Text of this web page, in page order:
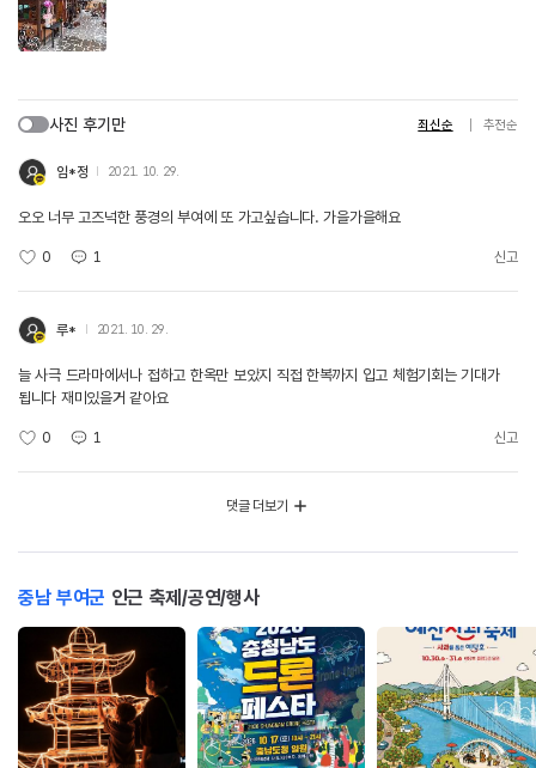
사진 후기만 최신순 추천순
임*정 2021. 10. 29.
오오 너무 고즈넉한 풍경의 부여에 또 가고싶습니다. 가을가을해요
0 1 신고
루* 2021. 10. 29.
늘 사극 드라마에서나 접하고 한옥만 보았지 직접 한복까지 입고 체험기회는 기대가
됩니다 재미있을거 같아요
0 1 신고
댓글 더보기
충남 부여군 인근 축제/공연/행사